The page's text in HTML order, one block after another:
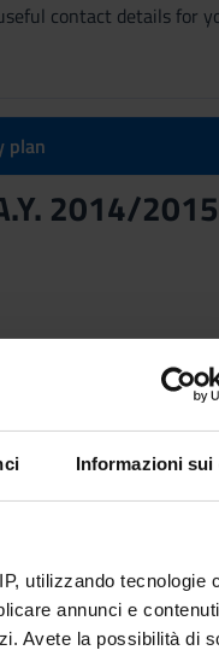
Informazioni sui
utilizzando tecnologie
annunci e contenuti
Avete la possibilità di
contact details for
plan
2014/